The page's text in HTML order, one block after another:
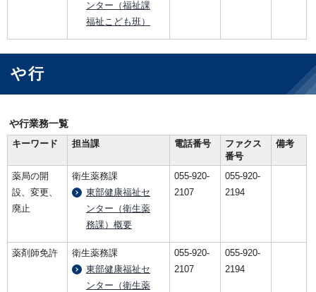
ンター（福祉課
福祉こども班）
や行
や行業務一覧
キーワード
担当課 電話番号
ファクス
番号
備考
薬局の開
設、変更、
廃止
衛生薬務課
東部健康福祉セ
ンター（衛生薬
務課）概要
055-920-
2107
055-920-
2194
薬剤師免許
衛生薬務課
東部健康福祉セ
ンター（衛生薬
055-920-
2107
055-920-
2194